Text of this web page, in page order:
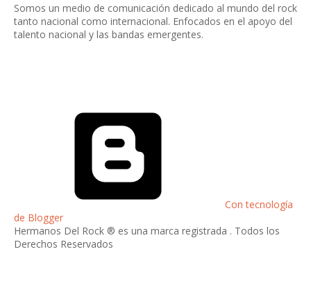
Somos un medio de comunicación dedicado al mundo del rock
tanto nacional como internacional. Enfocados en el apoyo del
talento nacional y las bandas emergentes.
Con tecnología
de Blogger
Hermanos Del Rock ® es una marca registrada . Todos los
Derechos Reservados